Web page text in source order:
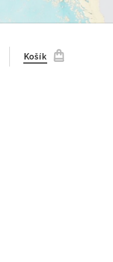
Košík